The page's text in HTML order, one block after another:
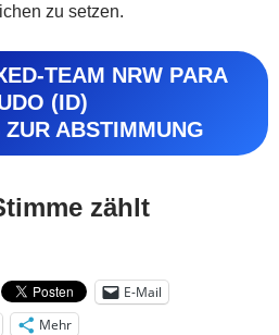
zu setzen.
TEAM NRW PARA
(ID)
ABSTIMMUNG
zählt
E-Mail
Mehr